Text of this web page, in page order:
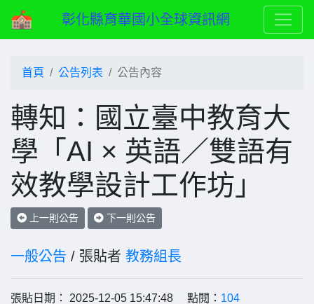
彰化縣育華國小全球資訊網
首頁 公告列表 公告內容
轉知：國立臺中教育大
學「AI × 英語／雙語有
效教學設計工作坊」
上一則公告 下一則公告
一般公告 / 張貼者 教務組長
張貼日期： 2025-12-05 15:47:48 點閱： 104